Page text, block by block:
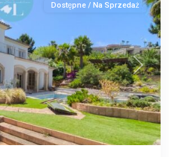
Dostępne / Na Sprzedaż